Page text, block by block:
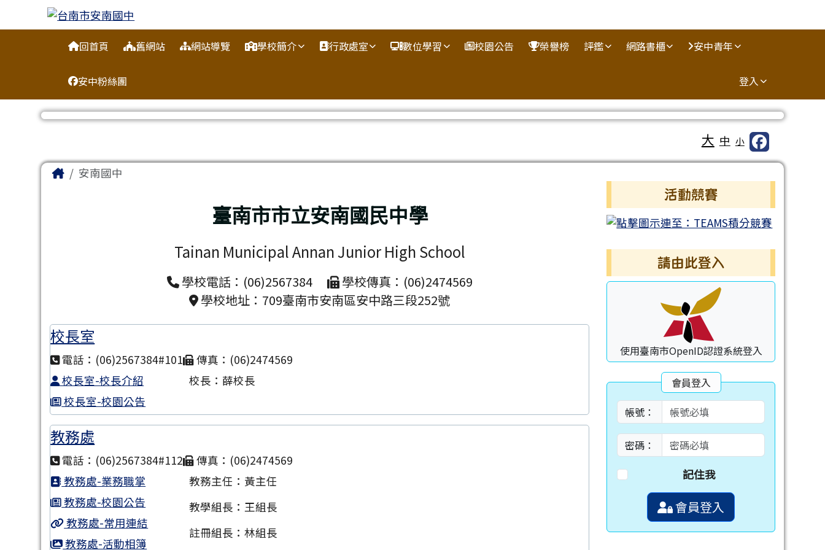
跳至主內容區
台南市安南國中
回首頁 舊網站 網站導覽 學校簡介 行政處室 數位學習 校園公告 榮譽榜 評鑑 網路書櫃 安中青年
安中粉絲團 登入
大 中 小
主內容區域
Home安南國中
臺南市市立安南國民中學
Tainan Municipal Annan Junior High School
學校電話：(06)2567384
學校傳真：(06)2474569
學校地址：709臺南市安南區安中路三段252號
校長室
電話：(06)2567384#101
傳真：(06)2474569
校長室-校長介紹
校長室-校園公告
校長：薛校長
教務處
電話：(06)2567384#112
傳真：(06)2474569
教務處-業務職掌
教務處-校園公告
教務處-常用連結
教務處-活動相簿
教務主任：黃主任
教學組長：王組長
註冊組長：林組長
左邊區域內容
活動競賽
請由此登入
使用臺南市OpenID認證系統登入
會員登入
帳號：
密碼：
記住我
會員登入
頁尾區域